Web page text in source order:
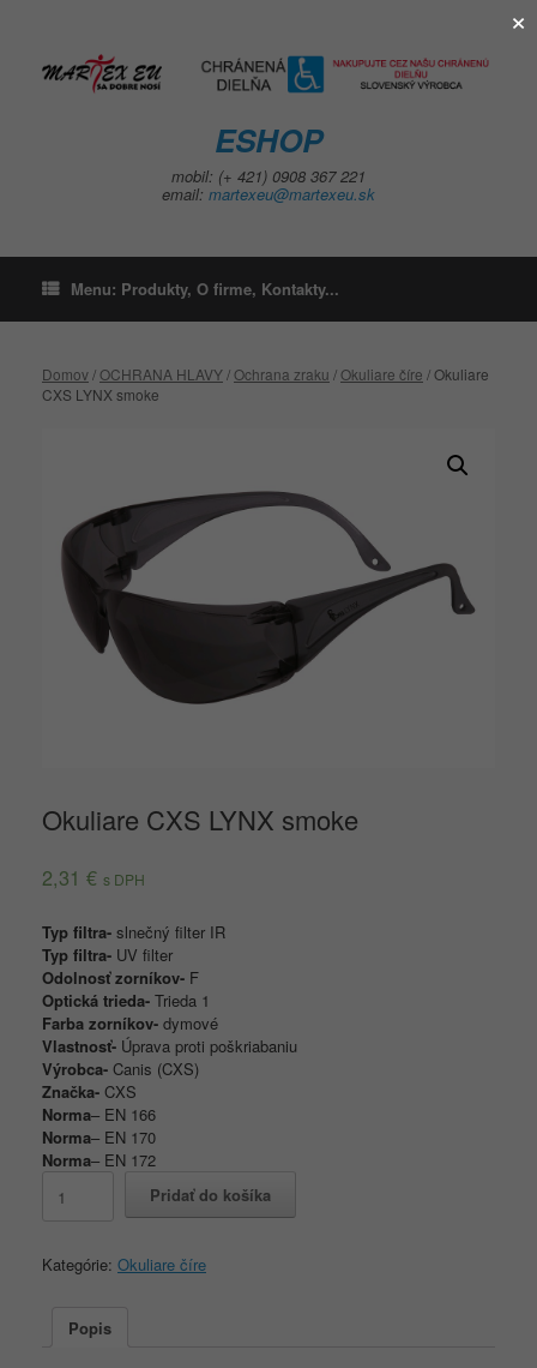
ESHOP
mobil: (+ 421) 0908 367 221
email: martexeu@martexeu.sk
Menu: Produkty, O firme, Kontakty...
Domov/OCHRANA HLAVY/Ochrana zraku /Okuliare číre / Okuliare
CXS LYNX smoke
Okuliare CXS LYNX smoke
2,31 € s DPH
Typ filtra- slnečný filter IR
Typ filtra- UV filter
Odolnosť zorníkov- F
Optická trieda- Trieda 1
Farba zorníkov- dymové
Vlastnosť- Úprava proti poškriabaniu
Výrobca- Canis (CXS)
Značka- CXS
Norma– EN 166
Norma– EN 170
Norma– EN 172
Okuliare
smoke
Pridať do košíka
Kategórie: Okuliare číre
Popis
×